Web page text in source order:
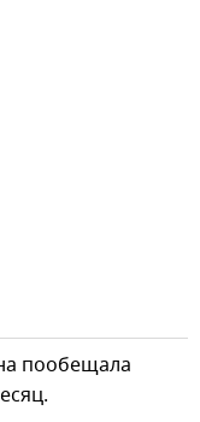
пообещала